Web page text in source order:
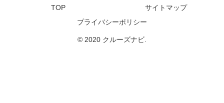
TOP
サイトマップ
プライバシーポリシー
© 2020 クルーズナビ.